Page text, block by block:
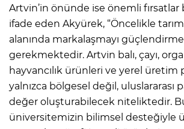
Artvin’in önünde ise önemli
ifade eden Akyürek, “Öncelikle tarım
alanında markalaşmayı
gerekmektedir. Artvin balı, çayı,
hayvancılık ürünleri ve yerel üretim
yalnızca bölgesel değil, uluslararası
değer oluşturabilecek niteliktedir.
üniversitemizin bilimsel desteğiyle